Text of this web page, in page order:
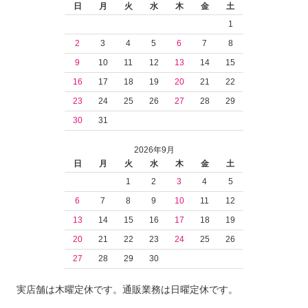
日
月 火 水 木 金
土
1
2
3 4 5 6 7
8
9
10 11 12 13 14
15
16
17 18 19 20 21
22
23
24 25 26 27 28
29
30
31
2026年9月
日
月 火 水 木 金
土
1
2 3 4
5
6
7 8 9 10 11
12
13
14 15 16 17 18
19
20
21 22 23 24 25
26
27
28 29 30
実店舗は木曜定休です。通販業務は日曜定休です。